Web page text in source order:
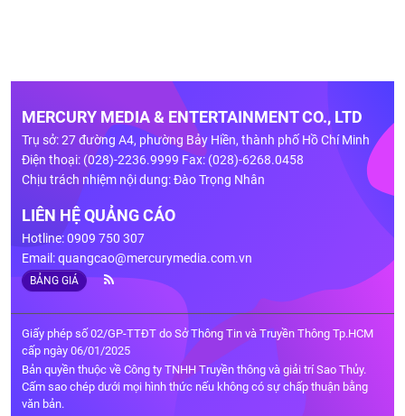
MERCURY MEDIA & ENTERTAINMENT CO., LTD
Trụ sở: 27 đường A4, phường Bảy Hiền, thành phố Hồ Chí Minh
Điện thoại: (028)-2236.9999 Fax: (028)-6268.0458
Chịu trách nhiệm nội dung: Đào Trọng Nhân
LIÊN HỆ QUẢNG CÁO
Hotline: 0909 750 307
Email:quangcao@mercurymedia.com.vn
BẢNG GIÁ
Giấy phép số 02/GP-TTĐT do Sở Thông Tin và Truyền Thông Tp.HCM
cấp ngày 06/01/2025
Bản quyền thuộc về Công ty TNHH Truyền thông và giải trí Sao Thủy.
Cấm sao chép dưới mọi hình thức nếu không có sự chấp thuận bằng
văn bản.